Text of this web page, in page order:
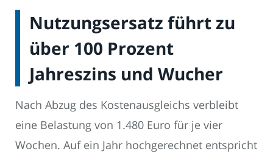
Nutzungsersatz führt zu
über 100 Prozent
Jahreszins und Wucher
Nach Abzug des Kostenausgleichs verbleibt
eine Belastung von 1.480 Euro für je vier
Wochen. Auf ein Jahr hochgerechnet entspricht